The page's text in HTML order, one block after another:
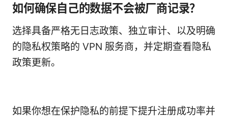
如何确保自己的数据不会被厂商记录？
选择具备严格无日志政策、独立审计、以及明确
的隐私权策略的 VPN 服务商，并定期查看隐私
政策更新。
如果你想在保护隐私的前提下提升注册成功率并